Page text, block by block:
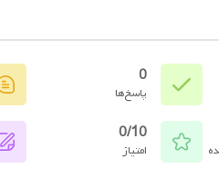
0
پاسخ‌ها
0/10
امتیاز